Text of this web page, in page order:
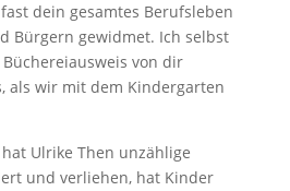
dein gesamtes Berufsleben
Bürgern gewidmet. Ich selbst
von dir
als wir mit dem Kindergarten
Ulrike Then unzählige
und verliehen, hat Kinder